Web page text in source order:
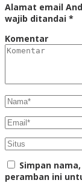
Alamat email
wajib ditandai *
Komentar
Simpan
peramban ini